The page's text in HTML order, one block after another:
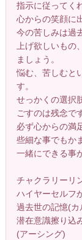
指示に従ってく
心からの笑顔に
今の苦しみは過
上げ欲しいも
ましょう。
悩む、苦しむと
す。
せっかくの選択
ごすのは残念で
必ず心からの満
些細な事でもか
一緒にできる事
チャクラリーリ
ハイヤーセルフ
過去世の記憶(カ
潜在意識擦り込
(アーシング)